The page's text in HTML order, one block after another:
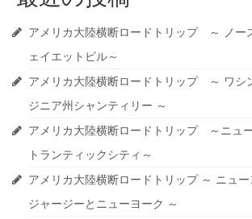
アメリカ大陸横断ロードトリップ ～ ノー
ェイエットビル～
アメリカ大陸横断ロードトリップ ～ ワシ
ジニア州シャンティリー ～
アメリカ大陸横断ロードトリップ ～ニュ
トランティックシティ～
アメリカ大陸横断ロードトリップ ～ ニュ
ジャージーとニューヨーク ～